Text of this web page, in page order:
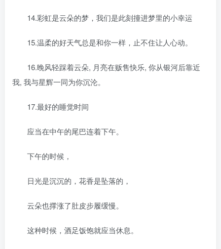
14.彩虹是云朵的梦，我们是此刻撞进梦里的小幸运
15.温柔的好天气总是和你一样，止不住让人心动。
16.晚风轻踩着云朵, 月亮在贩售快乐, 你从银河后靠近
我, 我与星辉一同为你沉沦。
17.最好的睡觉时间
应当在中午的尾巴连着下午。
下午的时候，
日光是沉沉的，花香是坠落的，
云朵也撑涨了肚皮步履缓慢。
这种时候，酒足饭饱就应当休息。